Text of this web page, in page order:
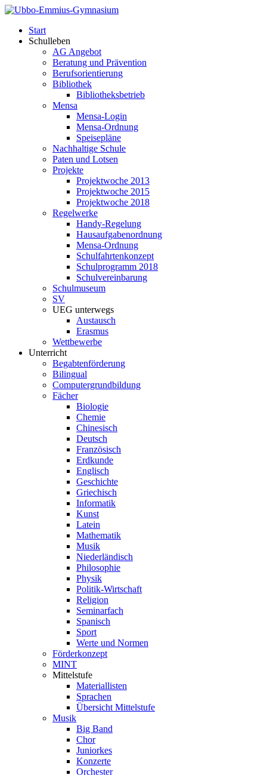
Start
Schulleben
AG Angebot
Beratung und Prävention
Berufsorientierung
Bibliothek
Bibliotheksbetrieb
Mensa
Mensa-Login
Mensa-Ordnung
Speisepläne
Nachhaltige Schule
Paten und Lotsen
Projekte
Projektwoche 2013
Projektwoche 2015
Projektwoche 2018
Regelwerke
Handy-Regelung
Hausaufgabenordnung
Mensa-Ordnung
Schulfahrtenkonzept
Schulprogramm 2018
Schulvereinbarung
Schulmuseum
SV
UEG unterwegs
Austausch
Erasmus
Wettbewerbe
Unterricht
Begabtenförderung
Bilingual
Computergrundbildung
Fächer
Biologie
Chemie
Chinesisch
Deutsch
Französisch
Erdkunde
Englisch
Geschichte
Griechisch
Informatik
Kunst
Latein
Mathematik
Musik
Niederländisch
Philosophie
Physik
Politik-Wirtschaft
Religion
Seminarfach
Spanisch
Sport
Werte und Normen
Förderkonzept
MINT
Mittelstufe
Materiallisten
Sprachen
Übersicht Mittelstufe
Musik
Big Band
Chor
Juniorkes
Konzerte
Orchester